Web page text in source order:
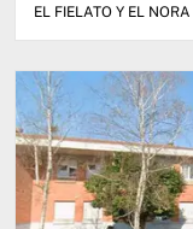
EL FIELATO Y EL NORA